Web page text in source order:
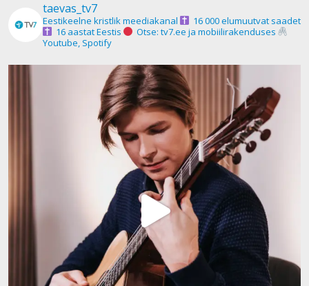
taevas_tv7
Eestikeelne kristlik meediakanal
16 000 elumuutvat saadet
16 aastat Eestis
Otse: tv7.ee ja mobiilirakenduses
Youtube, Spotify